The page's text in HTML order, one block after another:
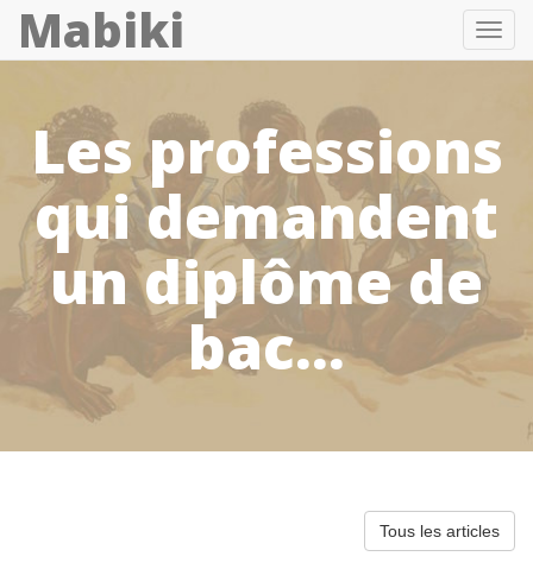
Mabiki
Les professions
qui demandent
un diplôme de
bac...
Tous les articles